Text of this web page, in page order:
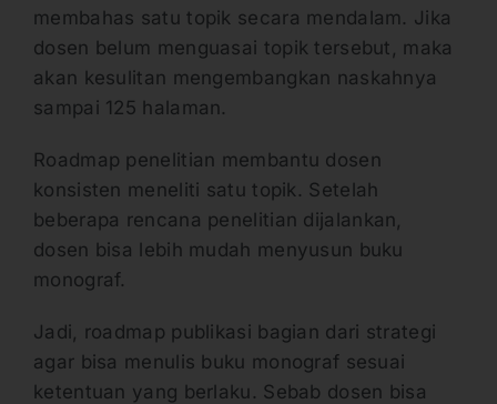
membahas satu topik secara mendalam. Jika
dosen belum menguasai topik tersebut, maka
akan kesulitan mengembangkan naskahnya
sampai 125 halaman.
Roadmap penelitian membantu dosen
konsisten meneliti satu topik. Setelah
beberapa rencana penelitian dijalankan,
dosen bisa lebih mudah menyusun buku
monograf.
Jadi, roadmap publikasi bagian dari strategi
agar bisa menulis buku monograf sesuai
ketentuan yang berlaku. Sebab dosen bisa